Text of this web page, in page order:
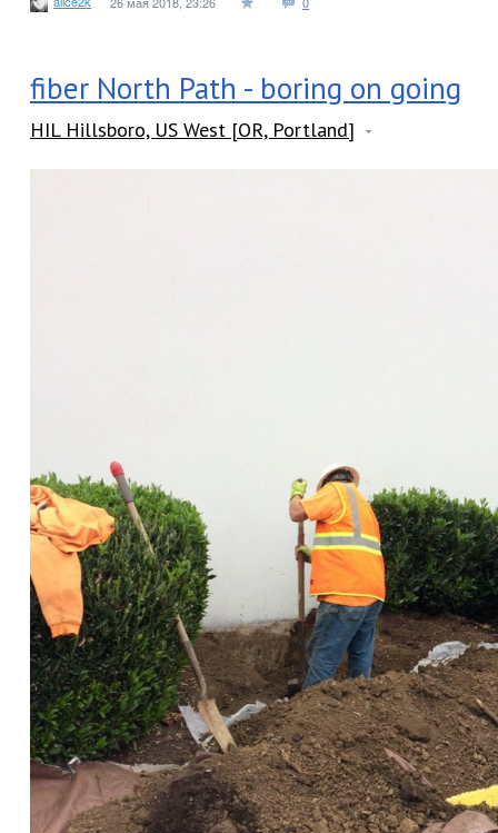
fiber North Path - boring on going
HIL Hillsboro, US West [OR, Portland]